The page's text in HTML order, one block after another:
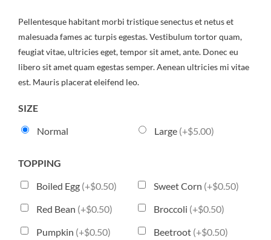
Pellentesque habitant morbi tristique senectus et netus et
malesuada fames ac turpis egestas. Vestibulum tortor quam,
feugiat vitae, ultricies eget, tempor sit amet, ante. Donec eu
libero sit amet quam egestas semper. Aenean ultricies mi vitae
est. Mauris placerat eleifend leo.
SIZE
Normal
Large (+$5.00)
TOPPING
Boiled Egg (+$0.50) Sweet Corn (+$0.50)
Red Bean (+$0.50) Broccoli (+$0.50)
Pumpkin (+$0.50) Beetroot (+$0.50)